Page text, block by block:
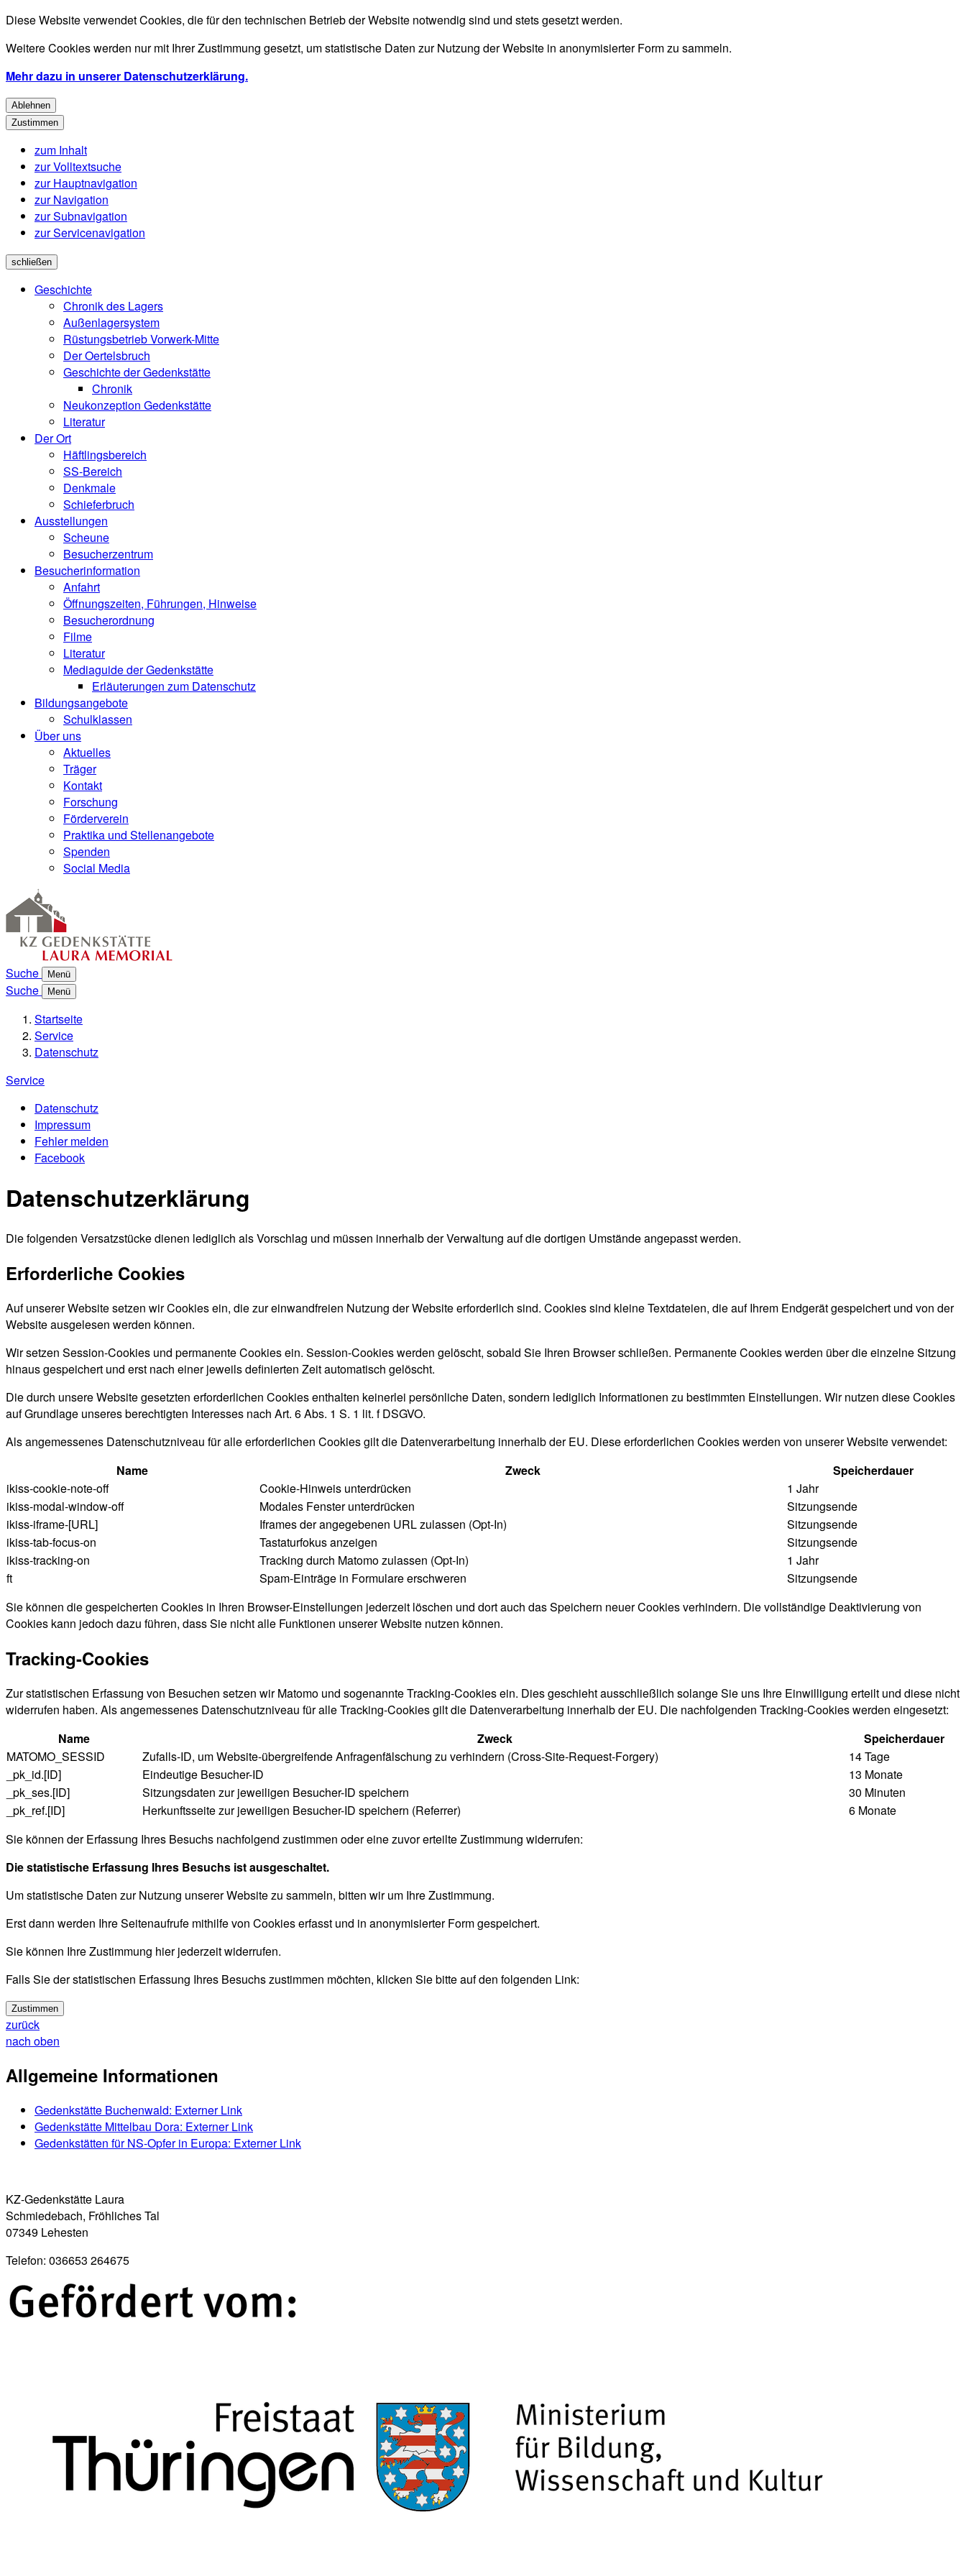
Diese Website verwendet Cookies, die für den technischen Betrieb der Website notwendig sind und stets gesetzt werden.
Weitere Cookies werden nur mit Ihrer Zustimmung gesetzt, um statistische Daten zur Nutzung der Website in anonymisierter Form zu sammeln.
Mehr dazu in unserer Datenschutzerklärung.
Ablehnen
Zustimmen
zum Inhalt
zur Volltextsuche
zur Hauptnavigation
zur Navigation
zur Subnavigation
zur Servicenavigation
schließen
Geschichte
Chronik des Lagers
Außenlagersystem
Rüstungsbetrieb Vorwerk-Mitte
Der Oertelsbruch
Geschichte der Gedenkstätte
Chronik
Neukonzeption Gedenkstätte
Literatur
Der Ort
Häftlingsbereich
SS-Bereich
Denkmale
Schieferbruch
Ausstellungen
Scheune
Besucherzentrum
Besucherinformation
Anfahrt
Öffnungszeiten, Führungen, Hinweise
Besucherordnung
Filme
Literatur
Mediaguide der Gedenkstätte
Erläuterungen zum Datenschutz
Bildungsangebote
Schulklassen
Über uns
Aktuelles
Träger
Kontakt
Forschung
Förderverein
Praktika und Stellenangebote
Spenden
Social Media
Suche Menü
Suche Menü
Startseite
Service
Datenschutz
Service
Datenschutz
Impressum
Fehler melden
Facebook
Datenschutzerklärung
Die folgenden Versatzstücke dienen lediglich als Vorschlag und müssen innerhalb der Verwaltung auf die dortigen Umstände angepasst werden.
Erforderliche Cookies
Auf unserer Website setzen wir Cookies ein, die zur einwandfreien Nutzung der Website erforderlich sind. Cookies sind kleine Textdateien, die auf Ihrem Endgerät gespeichert und von der
Website ausgelesen werden können.
Wir setzen Session-Cookies und permanente Cookies ein. Session-Cookies werden gelöscht, sobald Sie Ihren Browser schließen. Permanente Cookies werden über die einzelne Sitzung
hinaus gespeichert und erst nach einer jeweils definierten Zeit automatisch gelöscht.
Die durch unsere Website gesetzten erforderlichen Cookies enthalten keinerlei persönliche Daten, sondern lediglich Informationen zu bestimmten Einstellungen. Wir nutzen diese Cookies
auf Grundlage unseres berechtigten Interesses nach Art. 6 Abs. 1 S. 1 lit. f DSGVO.
Als angemessenes Datenschutzniveau für alle erforderlichen Cookies gilt die Datenverarbeitung innerhalb der EU. Diese erforderlichen Cookies werden von unserer Website verwendet:
Name
Zweck
Speicherdauer
ikiss-cookie-note-off
Cookie-Hinweis unterdrücken
1 Jahr
ikiss-modal-window-off
Modales Fenster unterdrücken
Sitzungsende
ikiss-iframe-[URL]
Iframes der angegebenen URL zulassen (Opt-In)
Sitzungsende
ikiss-tab-focus-on
Tastaturfokus anzeigen
Sitzungsende
ikiss-tracking-on
Tracking durch Matomo zulassen (Opt-In)
1 Jahr
ft
Spam-Einträge in Formulare erschweren
Sitzungsende
Sie können die gespeicherten Cookies in Ihren Browser-Einstellungen jederzeit löschen und dort auch das Speichern neuer Cookies verhindern. Die vollständige Deaktivierung von
Cookies kann jedoch dazu führen, dass Sie nicht alle Funktionen unserer Website nutzen können.
Tracking-Cookies
Zur statistischen Erfassung von Besuchen setzen wir Matomo und sogenannte Tracking-Cookies ein. Dies geschieht ausschließlich solange Sie uns Ihre Einwilligung erteilt und diese nicht
widerrufen haben. Als angemessenes Datenschutzniveau für alle Tracking-Cookies gilt die Datenverarbeitung innerhalb der EU. Die nachfolgenden Tracking-Cookies werden eingesetzt:
Name
Zweck
Speicherdauer
MATOMO_SESSID
Zufalls-ID, um Website-übergreifende Anfragenfälschung zu verhindern (Cross-Site-Request-Forgery)
14 Tage
_pk_id.[ID]
Eindeutige Besucher-ID
13 Monate
_pk_ses.[ID]
Sitzungsdaten zur jeweiligen Besucher-ID speichern
30 Minuten
_pk_ref.[ID]
Herkunftsseite zur jeweiligen Besucher-ID speichern (Referrer)
6 Monate
Sie können der Erfassung Ihres Besuchs nachfolgend zustimmen oder eine zuvor erteilte Zustimmung widerrufen:
Die statistische Erfassung Ihres Besuchs ist ausgeschaltet.
Um statistische Daten zur Nutzung unserer Website zu sammeln, bitten wir um Ihre Zustimmung.
Erst dann werden Ihre Seitenaufrufe mithilfe von Cookies erfasst und in anonymisierter Form gespeichert.
Sie können Ihre Zustimmung hier jederzeit widerrufen.
Falls Sie der statistischen Erfassung Ihres Besuchs zustimmen möchten, klicken Sie bitte auf den folgenden Link:
Zustimmen
zurück
nach oben
Allgemeine Informationen
Gedenkstätte Buchenwald: Externer Link
Gedenkstätte Mittelbau Dora: Externer Link
Gedenkstätten für NS-Opfer in Europa: Externer Link
KZ-Gedenkstätte Laura
Schmiedebach, Fröhliches Tal
07349 Lehesten
Telefon: 036653 264675